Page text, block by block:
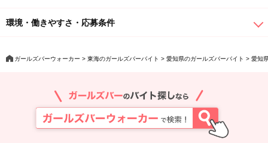
環境・働きやすさ・応募条件
ガールズバーウォーカー 東海のガールズバーバイト 愛知県のガールズバーバイト 愛知